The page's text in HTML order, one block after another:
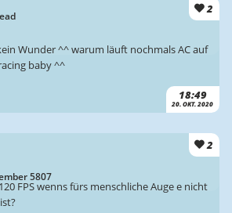
2
18:49
20. OKT. 2020
Wunder ^^ warum läuft nochmals AC auf
baby ^^
5807
2
FPS wenns fürs menschliche Auge e nicht